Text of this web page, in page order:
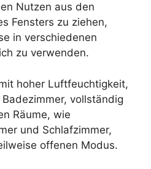
Nutzen aus den
Fensters zu ziehen,
in verschiedenen
zu verwenden.
hoher Luftfeuchtigkeit,
vollständig
Räume, wie
und Schlafzimmer,
offenen Modus.